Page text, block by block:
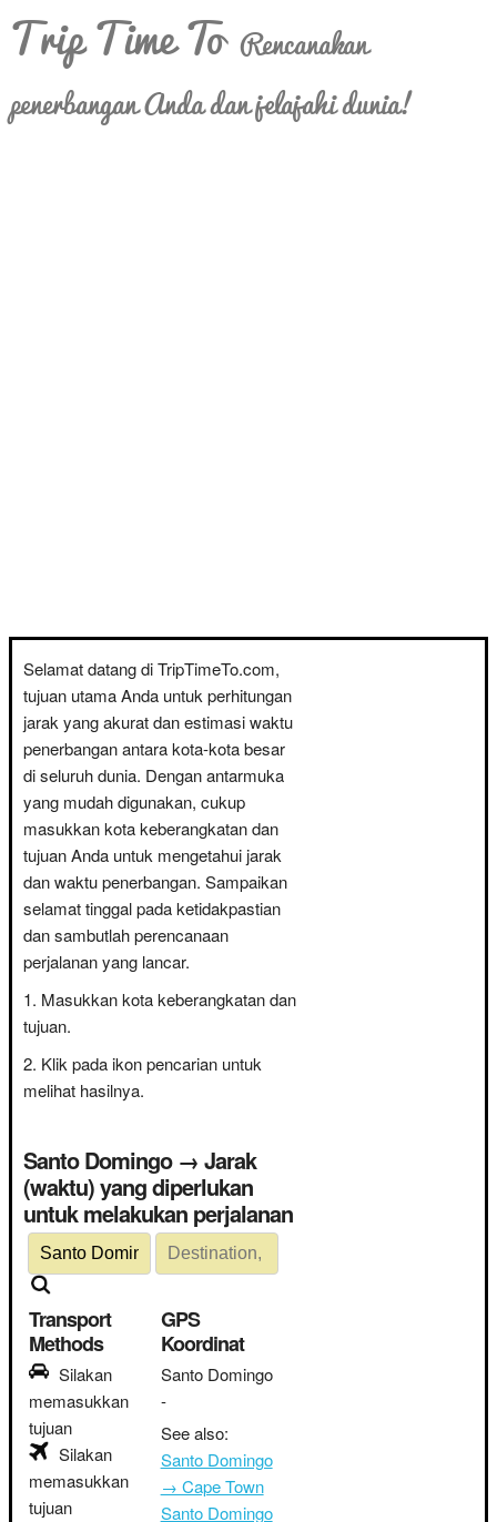
Trip Time To Rencanakan
penerbangan Anda dan jelajahi dunia!
Selamat datang di TripTimeTo.com,
tujuan utama Anda untuk perhitungan
jarak yang akurat dan estimasi waktu
penerbangan antara kota-kota besar
di seluruh dunia. Dengan antarmuka
yang mudah digunakan, cukup
masukkan kota keberangkatan dan
tujuan Anda untuk mengetahui jarak
dan waktu penerbangan. Sampaikan
selamat tinggal pada ketidakpastian
dan sambutlah perencanaan
perjalanan yang lancar.
Masukkan kota keberangkatan dan
tujuan.
Klik pada ikon pencarian untuk
melihat hasilnya.
Santo Domingo → Jarak
(waktu) yang diperlukan
untuk melakukan perjalanan
Transport
Methods
Silakan
memasukkan
tujuan
Silakan
memasukkan
tujuan
GPS
Koordinat
Santo Domingo
-
See also:
Santo Domingo
→ Cape Town
Santo Domingo